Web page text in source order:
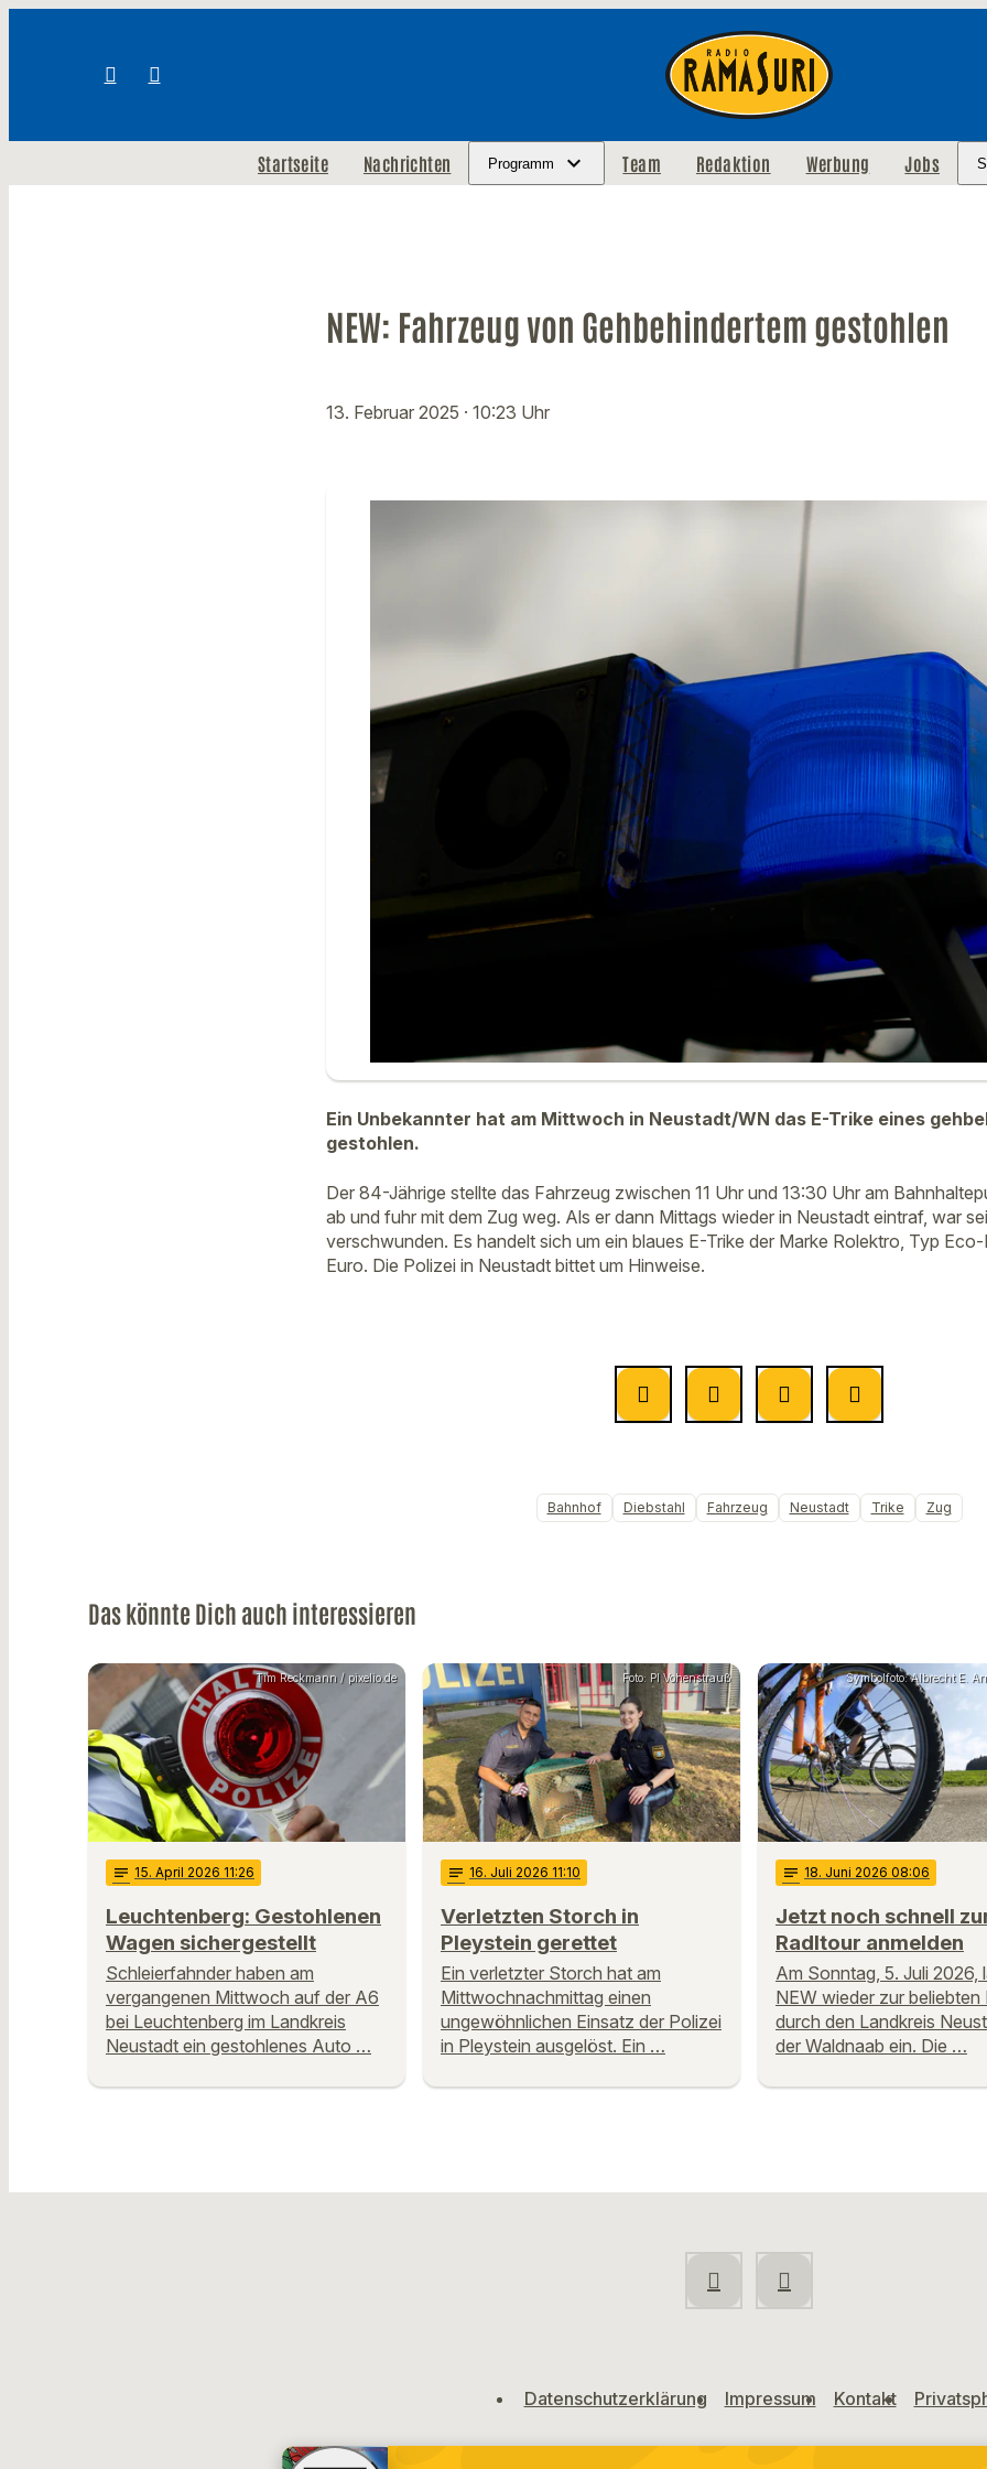
Startseite Nachrichten Programm Team Redaktion Werbung Jobs
NEW: Fahrzeug von Gehbehindertem gestohlen
13. Februar 2025 · 10:23 Uhr
Ein Unbekannter hat am Mittwoch in Neustadt/WN das E-Trike eines
gestohlen.
Der 84-Jährige stellte das Fahrzeug zwischen 11 Uhr und 13:30 Uhr am
ab und fuhr mit dem Zug weg. Als er dann Mittags wieder in Neustadt eintraf, war
verschwunden. Es handelt sich um ein blaues E-Trike der Marke Rolektro, Typ
Euro. Die Polizei in Neustadt bittet um Hinweise.
Bahnhof Diebstahl Fahrzeug Neustadt Trike Zug
Das könnte Dich auch interessieren
Tim Reckmann / pixelio.de
notes 15. April 2026 11:26
Leuchtenberg: Gestohlenen
Wagen sichergestellt
Schleierfahnder haben am
vergangenen Mittwoch auf der A6
bei Leuchtenberg im Landkreis
Neustadt ein gestohlenes Auto …
Foto: PI Vohenstrauß
notes 16. Juli 2026 11:10
Verletzten Storch in
Pleystein gerettet
Ein verletzter Storch hat am
Mittwochnachmittag einen
ungewöhnlichen Einsatz der Polizei
in Pleystein ausgelöst. Ein …
Symbolfoto: Albrecht E.
notes 18. Juni 2026 08:06
Jetzt noch schnell
Radltour anmelden
Am Sonntag, 5. Juli 2026,
NEW wieder zur beliebten
durch den Landkreis
der Waldnaab ein. Die …
Datenschutzerklärung Impressum Kontakt